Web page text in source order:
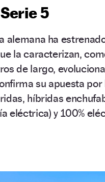
5
alemana ha
la caracterizan,
de largo,
su apuesta
híbridas
eléctrica) y 100%